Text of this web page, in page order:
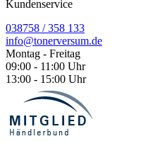
Kundenservice
038758 / 358 133
info@tonerversum.de
Montag - Freitag
09:00 - 11:00 Uhr
13:00 - 15:00 Uhr